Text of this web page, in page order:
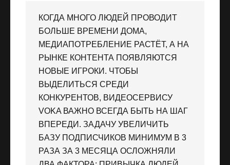
КОГДА МНОГО ЛЮДЕЙ ПРОВОДИТ
БОЛЬШЕ ВРЕМЕНИ ДОМА,
МЕДИАПОТРЕБЛЕНИЕ РАСТЁТ, А НА
РЫНКЕ КОНТЕНТА ПОЯВЛЯЮТСЯ
НОВЫЕ ИГРОКИ. ЧТОБЫ
ВЫДЕЛИТЬСЯ СРЕДИ
КОНКУРЕНТОВ, ВИДЕОСЕРВИСУ
VOKA ВАЖНО ВСЕГДА БЫТЬ НА ШАГ
ВПЕРЕДИ. ЗАДАЧУ УВЕЛИЧИТЬ
БАЗУ ПОДПИСЧИКОВ МИНИМУМ В 3
РАЗА ЗА 3 МЕСЯЦА ОСЛОЖНЯЛИ